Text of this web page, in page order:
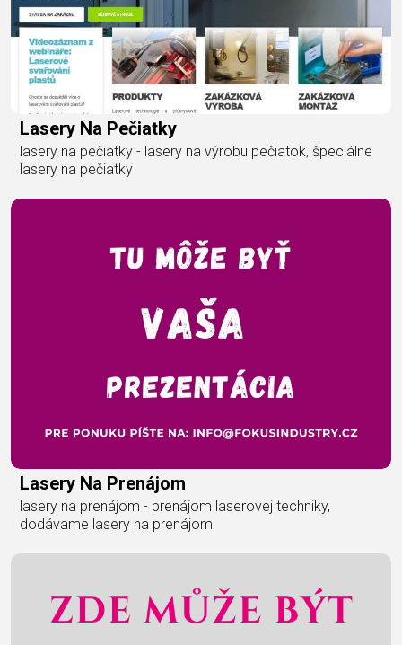
Lasery Na Pečiatky
lasery na pečiatky - lasery na výrobu pečiatok, špeciálne
lasery na pečiatky
Lasery Na Prenájom
lasery na prenájom - prenájom laserovej techniky,
dodávame lasery na prenájom